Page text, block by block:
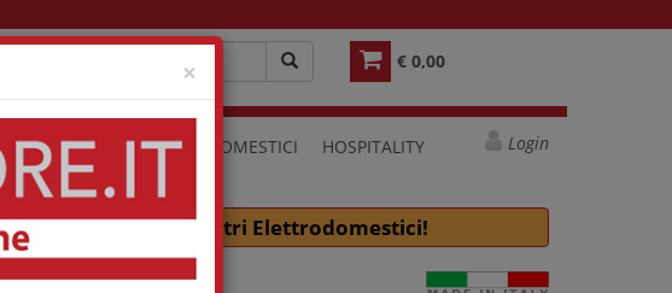
× € 0,00
ELETTRODOMESTICI HOSPITALITY Login
friggitrice e molti altri Elettrodomestici!